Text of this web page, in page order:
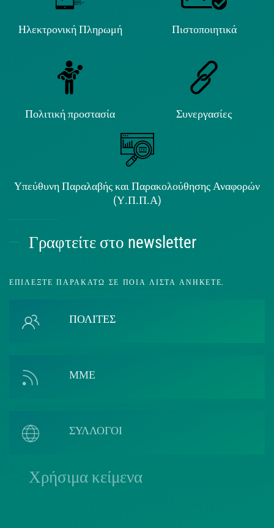
Ηλεκτρονική Πληρωμή Πιστοποιητικά
Πολιτική προστασία Συνεργασίες
Υπεύθυνη Παραλαβής και Παρακολούθησης Αναφορών
(Υ.Π.Π.Α)
Γραφτείτε στο newsletter
ΕΠΙΛΈΞΤΕ ΠΑΡΑΚΆΤΩ ΣΕ ΠΟΙΑ ΛΊΣΤΑ ΑΝΉΚΕΤΕ.
ΠΟΛΙΤΕΣ
ΜΜΕ
ΣΥΛΛΟΓΟΙ
Χρήσιμα κείμενα